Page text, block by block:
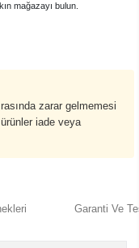
mağazayı bulun.
zarar gelmemesi
iade veya
Garanti Ve